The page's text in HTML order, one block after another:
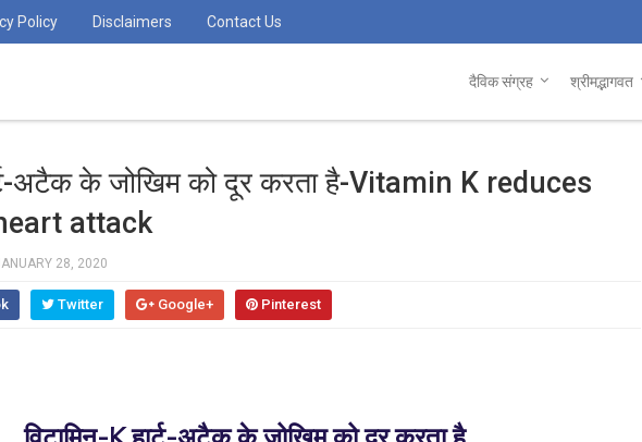
Policy Disclaimers Contact Us
दैविक संग्रह श्रीमद्भागवत
अटैक के जोखिम को दूर करता है-Vitamin K reduces
attack
28, 2020
Twitter Google+ Pinterest